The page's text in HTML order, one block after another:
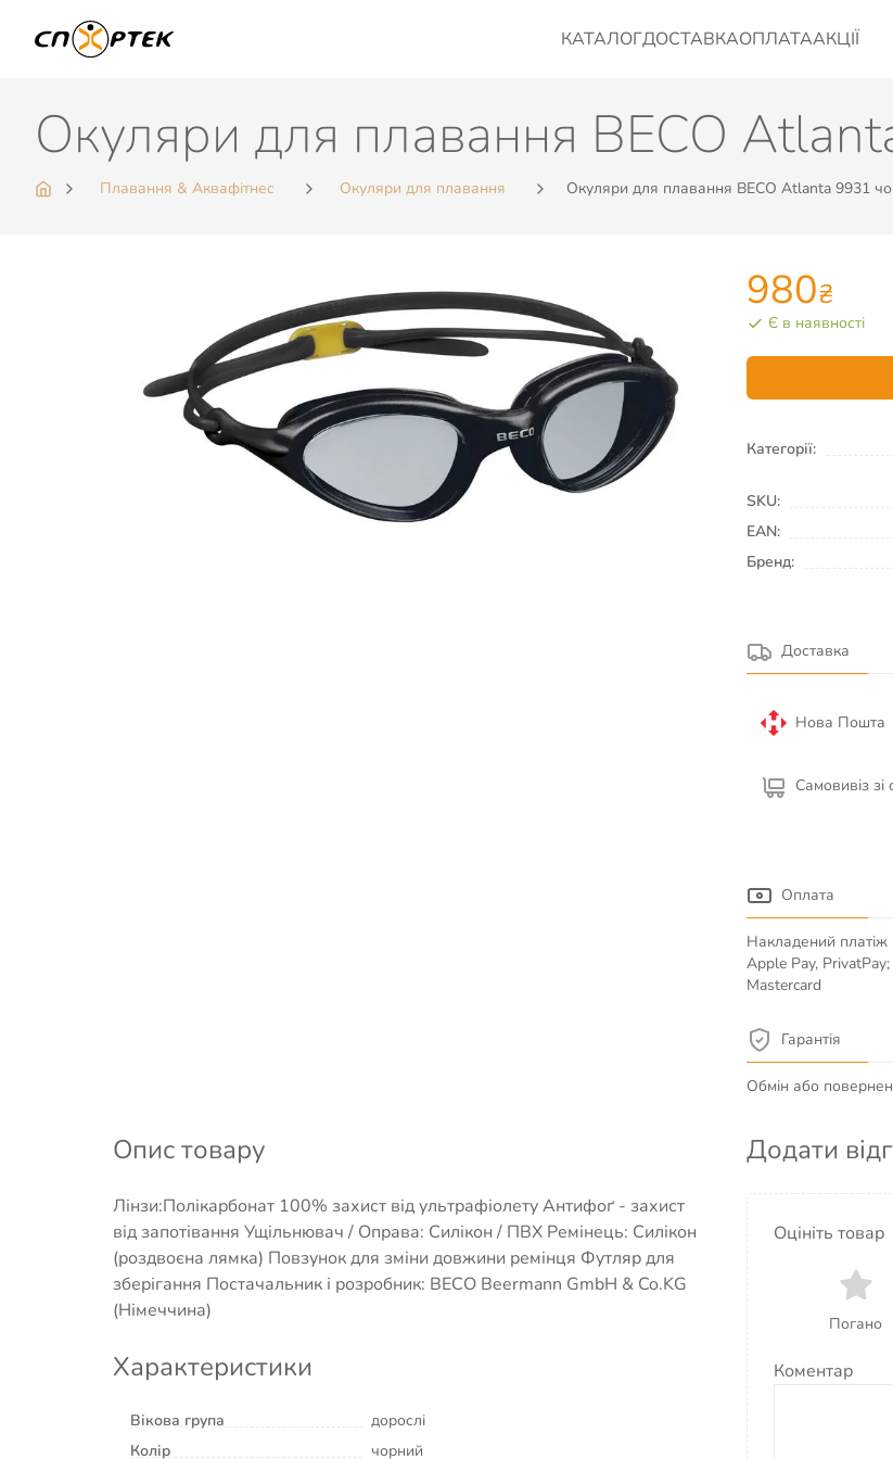
КАТАЛОГДОСТАВКАОПЛАТААКЦІЇ
Окуляри для плавання BECO
Плавання & Аквафітнес Окуляри для плавання Окуляри для плавання BECO Atlanta 9931
980₴
Є в наявності
Категорії:
SKU:
EAN:
Бренд:
Доставка
Нова Пошта
Самовивіз зі
Оплата
Накладений платіж
Apple Pay,
Mastercard
Гарантія
Обмін або
Опис товару
Лінзи:Полікарбонат 100% захист від ультрафіолету Антифоґ - захист
від запотівання Ущільнювач / Оправа: Силікон / ПВХ Ремінець: Силікон
(роздвоєна лямка) Повзунок для зміни довжини ремінця Футляр для
зберігання Постачальник і розробник: BECO Beermann GmbH & Co.KG
(Німеччина)
Характеристики
Вікова група
дорослі
Колір
чорний
Додати
Оцініть товар
Погано
Коментар